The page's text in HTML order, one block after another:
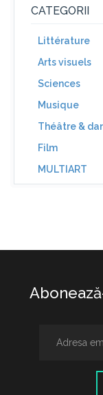
CATEGORII
Littérature
Arts visuels
Sciences
Musique
Théâtre &
Film
MULTIART